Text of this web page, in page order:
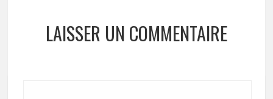
LAISSER UN COMMENTAIRE